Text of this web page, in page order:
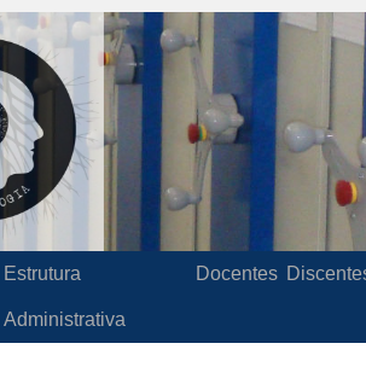
Estrutura
Administrativa
Docentes